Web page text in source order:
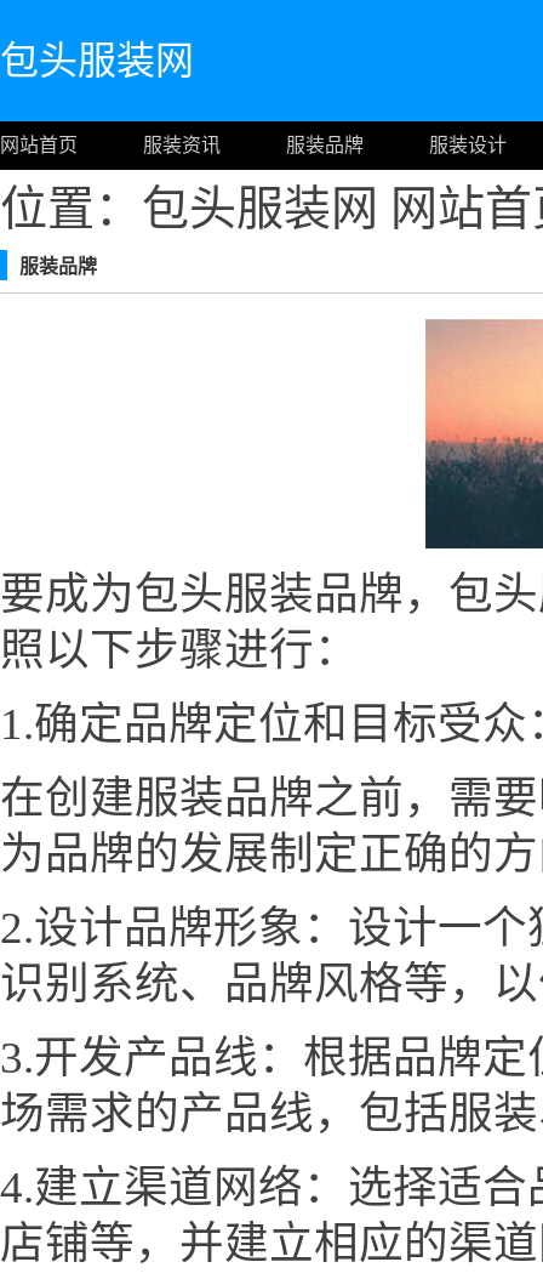
包头服装网
网站首页 服装资讯 服装品牌 服装设计
位置：包头服装网 网站
服装品牌
要成为包头服装品牌，包
照以下步骤进行：
1.确定品牌定位和目标受众
在创建服装品牌之前，需
为品牌的发展制定正确的
2.设计品牌形象：设计一
识别系统、品牌风格等，
3.开发产品线：根据品牌
场需求的产品线，包括服
4.建立渠道网络：选择适
店铺等，并建立相应的渠